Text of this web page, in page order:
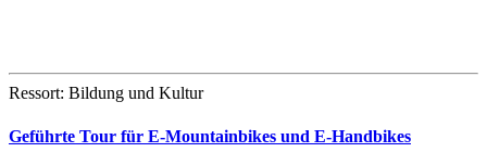
Ressort: Bildung und Kultur
Geführte Tour für E-Mountainbikes und E-Handbikes